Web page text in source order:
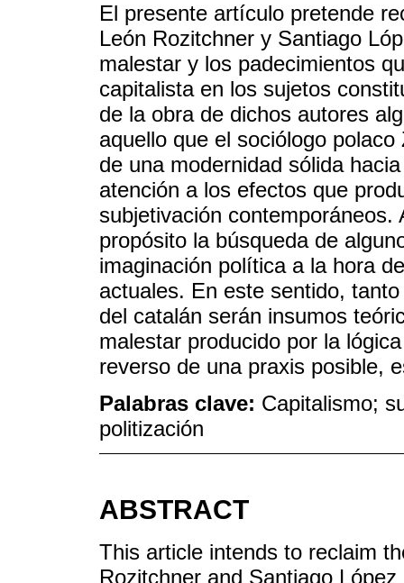
El presente artículo pretende
León Rozitchner y Santiago
malestar y los padecimientos
capitalista en los sujetos
de la obra de dichos autores
aquello que el sociólogo
de una modernidad sólida
atención a los efectos que
subjetivación
propósito la búsqueda de
imaginación política a la hora
actuales. En este sentido,
del catalán serán insumos
malestar producido por la
reverso de una praxis posible,
Palabras clave: Capitalismo;
politización
ABSTRACT
This article intends to reclaim
Rozitchner and Santiago